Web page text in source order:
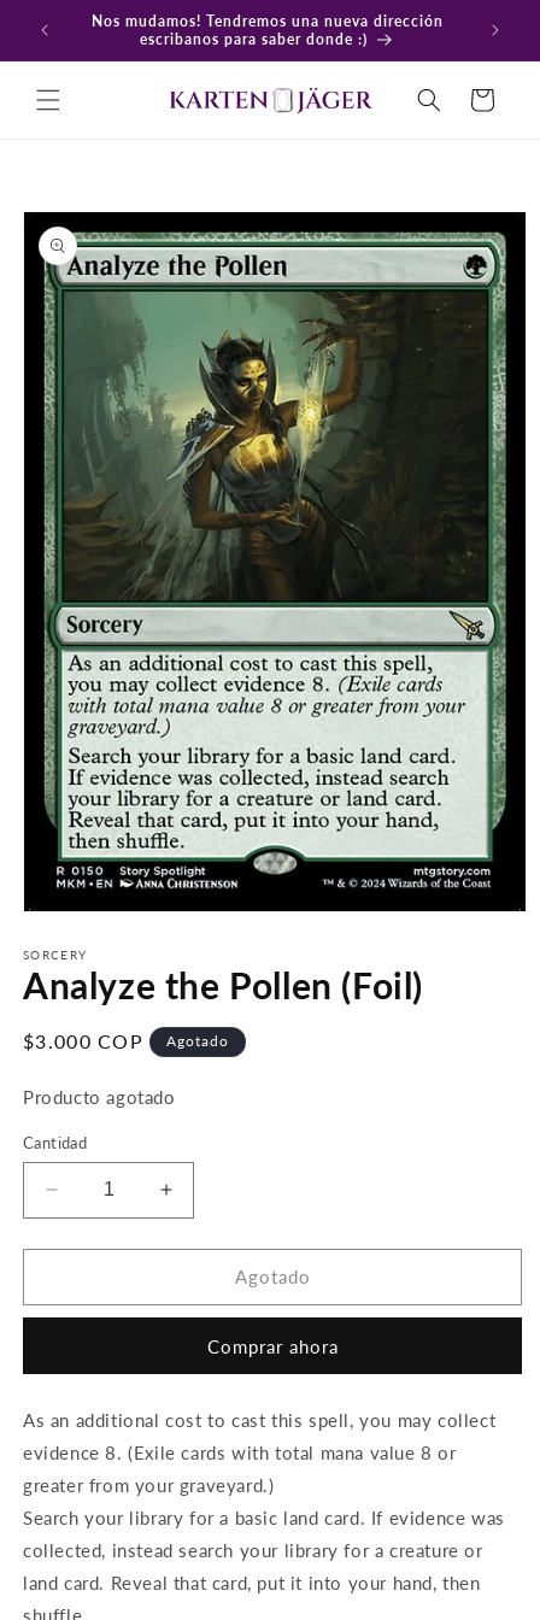
directamenteNos mudamos! Tendremos una nueva dirección
escribanos para saber donde :)
Carrito
directamente
a la
información
del producto
multimedia
en
modal
SORCERY
Analyze the Pollen (Foil)
Precio
$3.000 COP Agotado
Producto agotado
Cantidad
Reducir
cantidad
para
the
Aumentar
cantidad
para
Analyze
the
(Foil)
Agotado
Comprar ahora
As an additional cost to cast this spell, you may collect
evidence 8. (Exile cards with total mana value 8 or
greater from your graveyard.)
Search your library for a basic land card. If evidence was
collected, instead search your library for a creature or
land card. Reveal that card, put it into your hand, then
shuffle.